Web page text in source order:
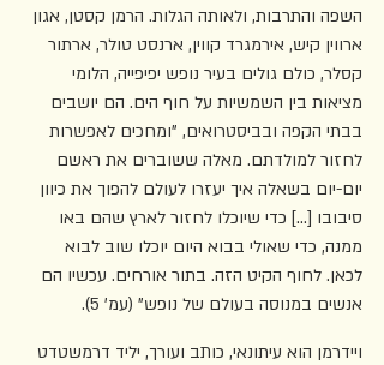
השפה והתרבות, ולאותה הגלות. הרמן קסטן, אגון
ארווין קיש, אירמגרד קווין, ארנסט טולר, ארתור
קסלר, כולם גולים בעיר נופש יפיפייה, הלומי
מציאות בין השמשיות על חוף הים. הם יושבים
בבתי הקפה ובביסטרואים, "ומחכים לאפשרות
לחזור למולדתם. מאלה ששוברים את ראשם
יום-יום בשאלה איך יעזרו לעולם להפוך את כיוון
סיבובו [...] כדי שיוכלו לחזור לארץ שהם באו
ממנה, כדי שאולי בבוא היום יוכלו שוב לבוא
לכאן. לחוף הקיט הזה. בתור אורחים. עכשיו הם
אנשים במנוסה בעולם של נופש" (עמ' 5).
ויידרמן הוא עיתונאי, כותב ועורך, יליד דרמשטדט